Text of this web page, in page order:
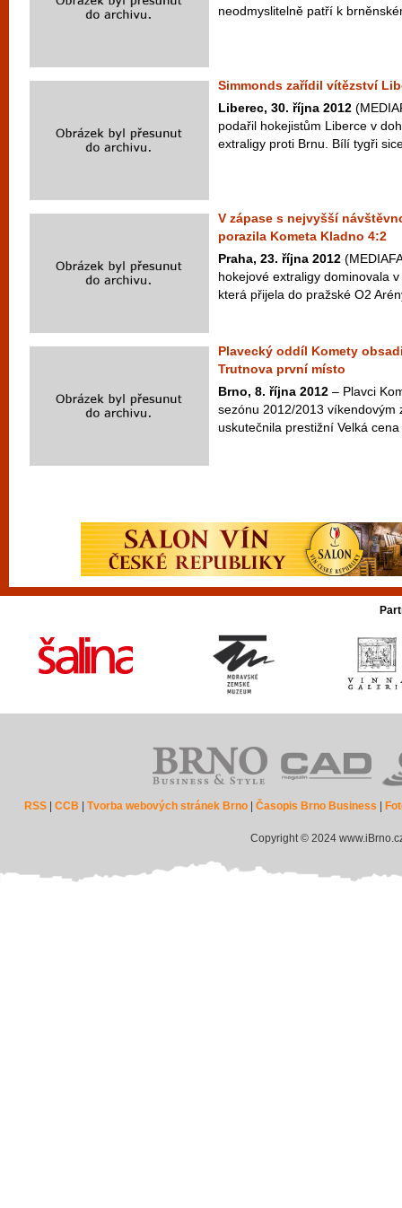
neodmyslitelně patří k
Simmonds zařídil vítězství
Liberec, 30. října 2012
podařil hokejistům Liberce v
extraligy proti Brnu. Bílí tygři
V zápase s nejvyšší
porazila Kometa Kladno 4:2
Praha, 23. října 2012
hokejové extraligy dominovala
která přijela do pražské O2
Plavecký oddíl Komety
Trutnova první místo
Brno, 8. října 2012 – Plavci
sezónu 2012/2013 víkendovým
uskutečnila prestižní Velká
RSS |CCB |Tvorba webových stránek Brno |Časopis Brno Business
Copyright © 2024